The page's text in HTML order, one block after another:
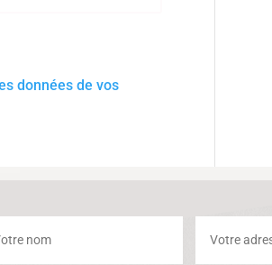
données de vos